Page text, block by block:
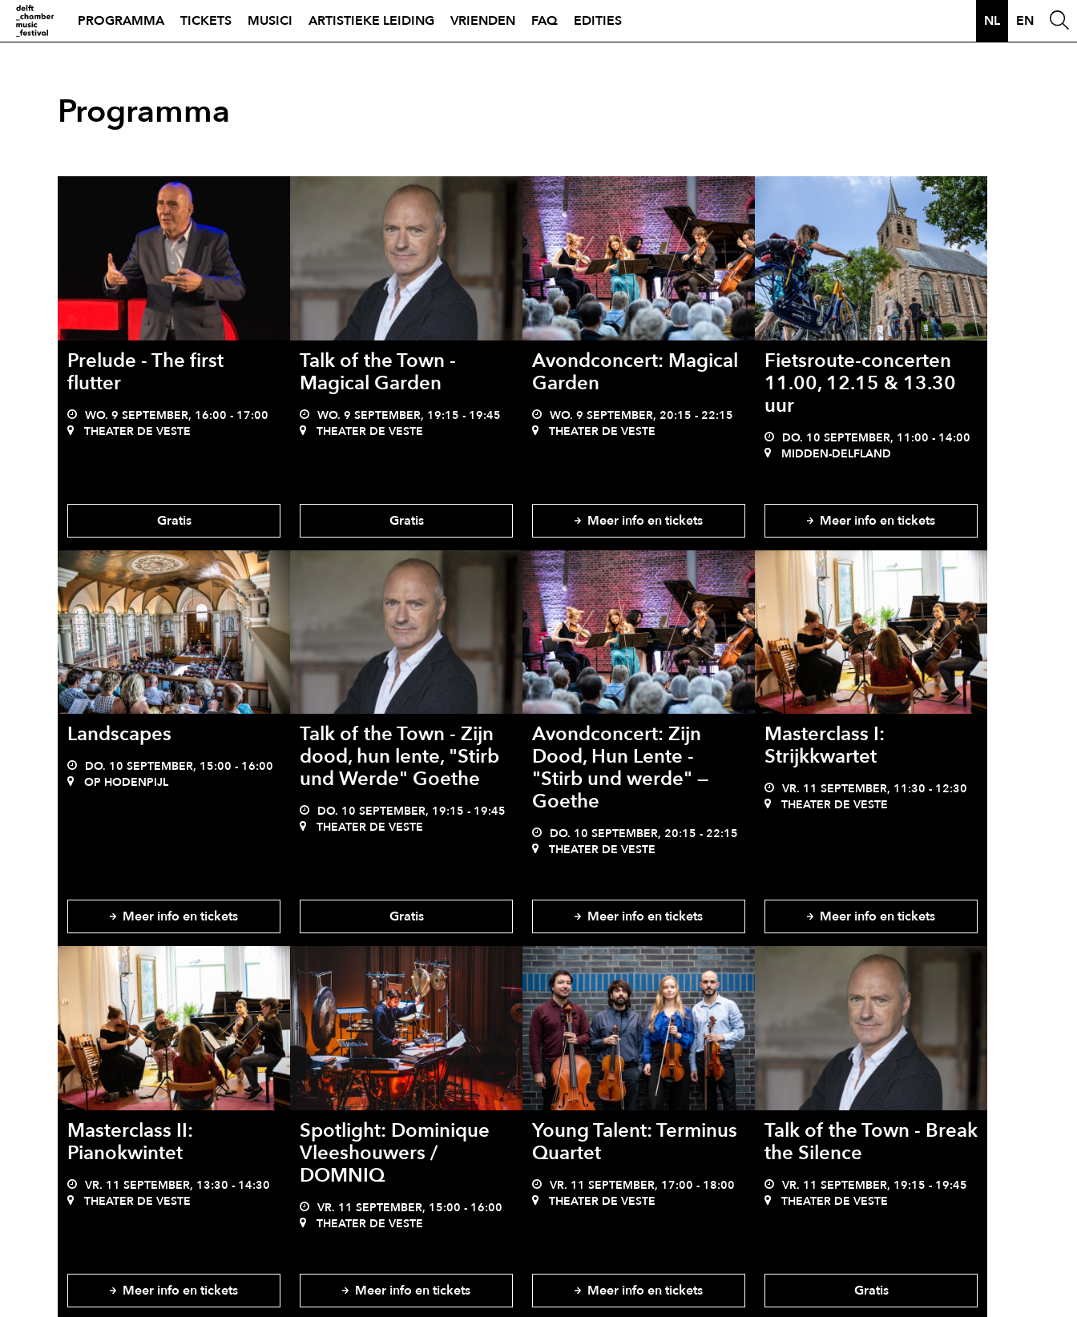
PROGRAMMA TICKETS MUSICI ARTISTIEKE LEIDING VRIENDEN FAQ EDITIES NL EN
Programma
Prelude - The first
flutter
WO. 9 SEPTEMBER, 16:00 - 17:00
THEATER DE VESTE
Gratis
Talk of the Town -
Magical Garden
WO. 9 SEPTEMBER, 19:15 - 19:45
THEATER DE VESTE
Gratis
Avondconcert: Magical
Garden
WO. 9 SEPTEMBER, 20:15 - 22:15
THEATER DE VESTE
Meer info en tickets
Fietsroute-concerten
11.00, 12.15 & 13.30
uur
DO. 10 SEPTEMBER, 11:00 - 14:00
MIDDEN-DELFLAND
Meer info en tickets
Landscapes
DO. 10 SEPTEMBER, 15:00 - 16:00
OP HODENPIJL
Meer info en tickets
Talk of the Town - Zijn
dood, hun lente, "Stirb
und Werde" Goethe
DO. 10 SEPTEMBER, 19:15 - 19:45
THEATER DE VESTE
Gratis
Avondconcert: Zijn
Dood, Hun Lente -
"Stirb und werde" —
Goethe
DO. 10 SEPTEMBER, 20:15 - 22:15
THEATER DE VESTE
Meer info en tickets
Masterclass I:
Strijkkwartet
VR. 11 SEPTEMBER, 11:30 - 12:30
THEATER DE VESTE
Meer info en tickets
Masterclass II:
Pianokwintet
VR. 11 SEPTEMBER, 13:30 - 14:30
THEATER DE VESTE
Meer info en tickets
Spotlight: Dominique
Vleeshouwers /
DOMNIQ
VR. 11 SEPTEMBER, 15:00 - 16:00
THEATER DE VESTE
Meer info en tickets
Young Talent: Terminus
Quartet
VR. 11 SEPTEMBER, 17:00 - 18:00
THEATER DE VESTE
Meer info en tickets
Talk of the Town - Break
the Silence
VR. 11 SEPTEMBER, 19:15 - 19:45
THEATER DE VESTE
Gratis